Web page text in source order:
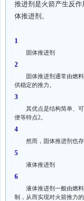
推进剂是火箭产生反
体推进剂。
固体推进剂
固体推进剂通常由燃
供稳定的推力。
其优点是结构简单、
便等特点2。
然而，固体推进剂也
液体推进剂
液体推进剂一般由燃
制，从而实现对火箭推力的